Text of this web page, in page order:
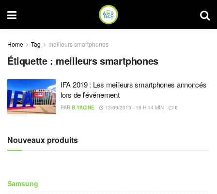
Home Tag meilleurs smartphones
Étiquette : meilleurs smartphones
IFA 2019 : Les meilleurs smartphones annoncés
lors de l’événement
PAR B.YACINE 13/09/2019 - 18 H 14 MIN 0
Nouveaux produits
Samsung